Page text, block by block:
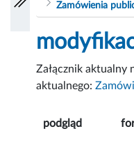
Zamówienia
Załącznik aktualny
aktualnego:
podgląd